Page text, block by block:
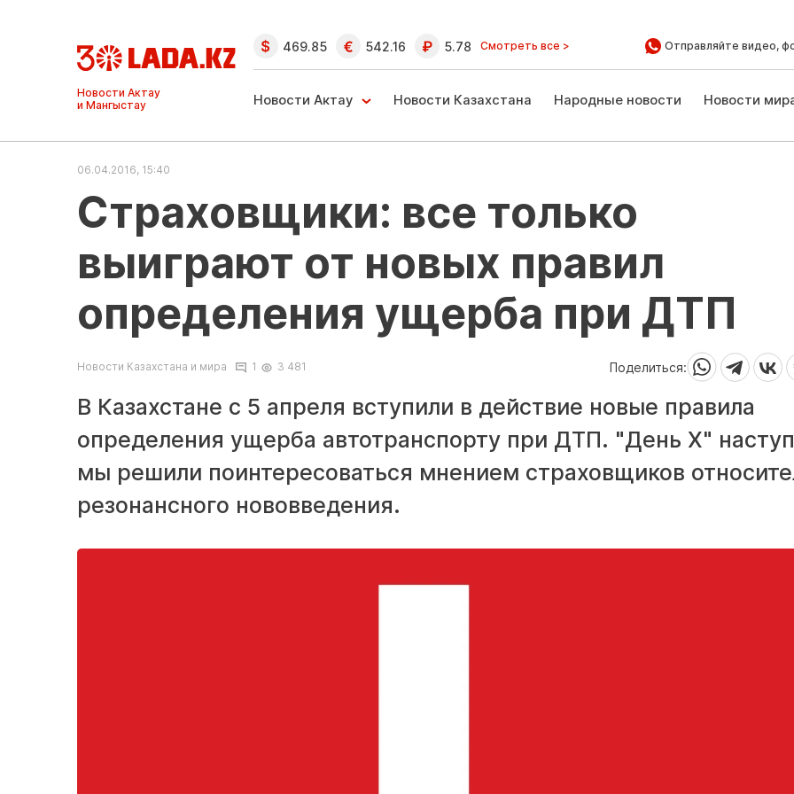
Ақтау және
Манғыстау
жаңалықтары
469.85 542.16 5.78 Смотреть все > Отправляйте видео,
Новости Актау Новости Казахстана Народные новости Новости
06.04.2016, 15:40
Страховщики: все только
выиграют от новых правил
определения ущерба при ДТП
Новости Казахстана и мира 1 3 481 Поделиться:
В Казахстане с 5 апреля вступили в действие новые правила
определения ущерба автотранспорту при ДТП. "День Х"
мы решили поинтересоваться мнением страховщиков
резонансного нововведения.